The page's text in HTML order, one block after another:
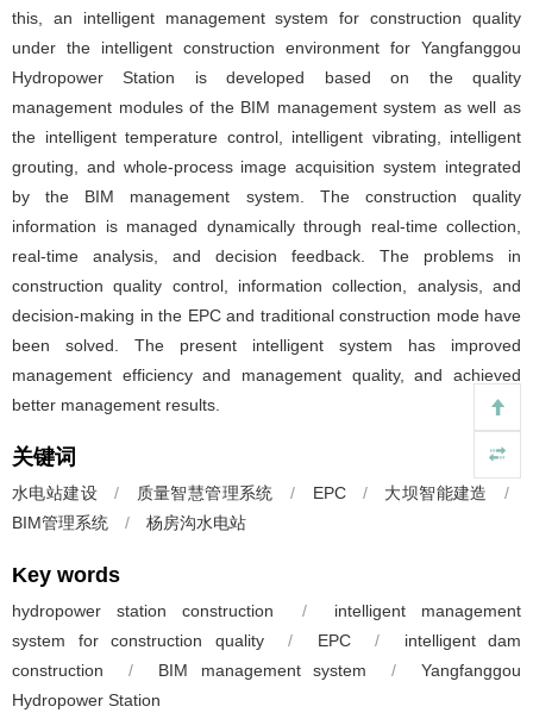
this, an intelligent management system for construction quality
under the intelligent construction environment for Yangfanggou
Hydropower Station is developed based on the quality
management modules of the BIM management system as well as
the intelligent temperature control, intelligent vibrating, intelligent
grouting, and whole-process image acquisition system integrated
by the BIM management system. The construction quality
information is managed dynamically through real-time collection,
real-time analysis, and decision feedback. The problems in
construction quality control, information collection, analysis, and
decision-making in the EPC and traditional construction mode have
been solved. The present intelligent system has improved
management efficiency and management quality, and achieved
better management results.
关键词
水电站建设 / 质量智慧管理系统 / EPC / 大坝智能建造
/
BIM管理系统
/ 杨房沟水电站
Key words
hydropower station construction /
intelligent management
system for construction quality
/ EPC /
intelligent dam
construction
/ BIM management system /
Yangfanggou
Hydropower Station